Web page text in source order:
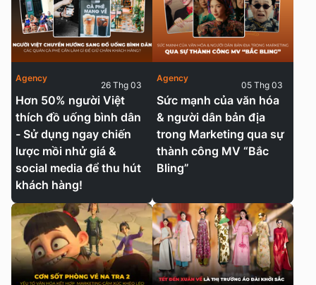
Hơn 50% người Việt
thích đồ uống bình dân
- Sử dụng ngay chiến
lược mồi nhử giá &
social media để thu hút
khách hàng!
Agency
26 Thg 03
Sức mạnh của văn hóa
& người dân bản địa
trong Marketing qua sự
thành công MV “Bắc
Bling”
Agency
05 Thg 03